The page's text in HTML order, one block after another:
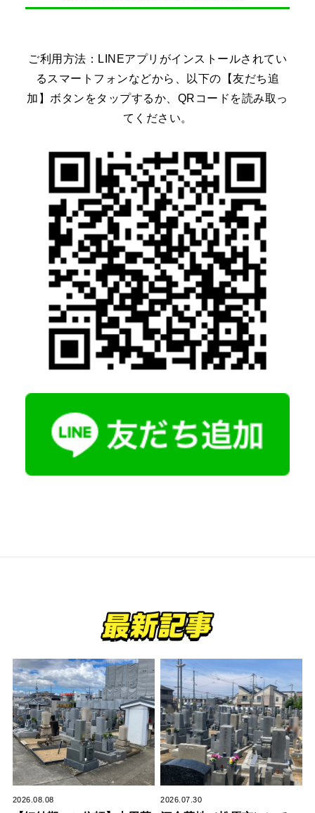
ご利用方法：LINEアプリがインストールされてい
るスマートフォンなどから、以下の【友だち追
加】ボタンをタップするか、QRコードを読み取っ
てください。
2026.08.08 2026.07.30